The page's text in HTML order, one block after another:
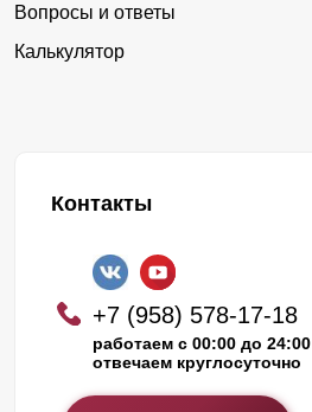
Вопросы и ответы
Калькулятор
Контакты
+7 (958) 578-17-18
работаем с 00:00 до 24:00
отвечаем круглосуточно